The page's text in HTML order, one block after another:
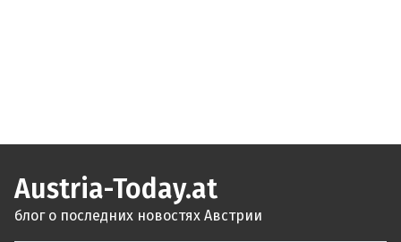
Austria-Today.at
блог о последних новостях Австрии